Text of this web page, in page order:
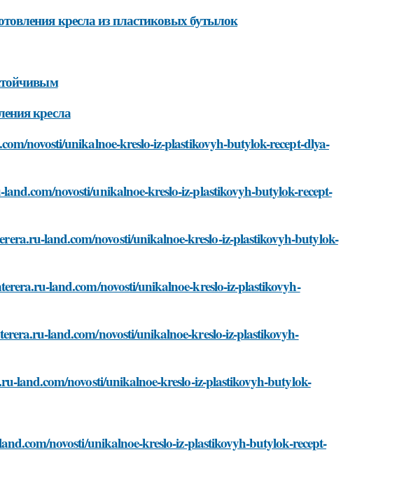
кресла из пластиковых бутылок
кресла
novosti/unikalnoe-kreslo-iz-plastikovyh-butylok-recept-dlya-
novosti/unikalnoe-kreslo-iz-plastikovyh-butylok-recept-
land.com/novosti/unikalnoe-kreslo-iz-plastikovyh-butylok-
land.com/novosti/unikalnoe-kreslo-iz-plastikovyh-
land.com/novosti/unikalnoe-kreslo-iz-plastikovyh-
land.com/novosti/unikalnoe-kreslo-iz-plastikovyh-butylok-
novosti/unikalnoe-kreslo-iz-plastikovyh-butylok-recept-